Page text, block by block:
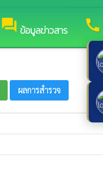
forum ข้อมูลข่าวสาร call
ผลการสำรวจ